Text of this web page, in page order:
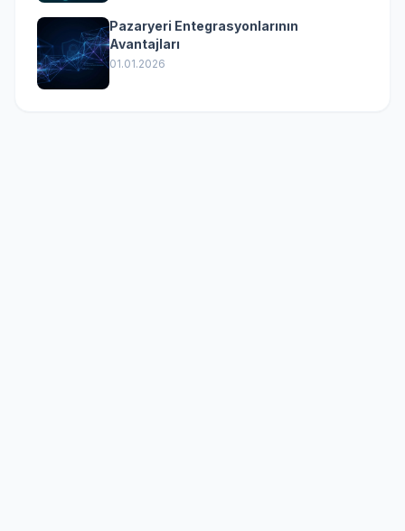
Pazaryeri Entegrasyonlarının
Avantajları
01.01.2026